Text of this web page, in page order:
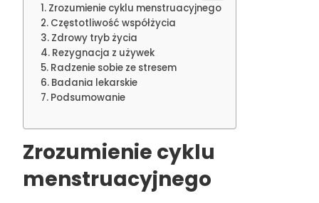
Zrozumienie cyklu menstruacyjnego
Częstotliwość współżycia
Zdrowy tryb życia
Rezygnacja z używek
Radzenie sobie ze stresem
Badania lekarskie
Podsumowanie
Zrozumienie cyklu
menstruacyjnego